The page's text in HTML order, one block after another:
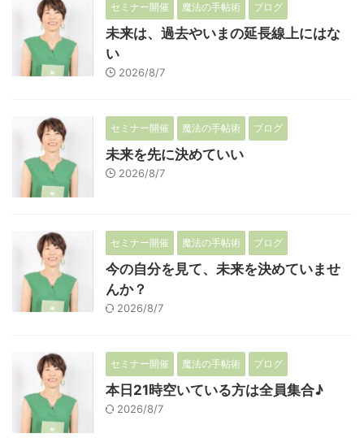
セミナー開催 魔法の手帖術 ブログ
未来は、過去やいまの延長線上にはな
い
2026/8/7
セミナー開催 魔法の手帖術 ブログ
未来を先に決めていい
2026/8/7
セミナー開催 魔法の手帖術 ブログ
今の自分を見て、未来を決めていませ
んか？
2026/8/7
セミナー開催 魔法の手帖術 ブログ
本日21時空いている方は全員集合♪
2026/8/7